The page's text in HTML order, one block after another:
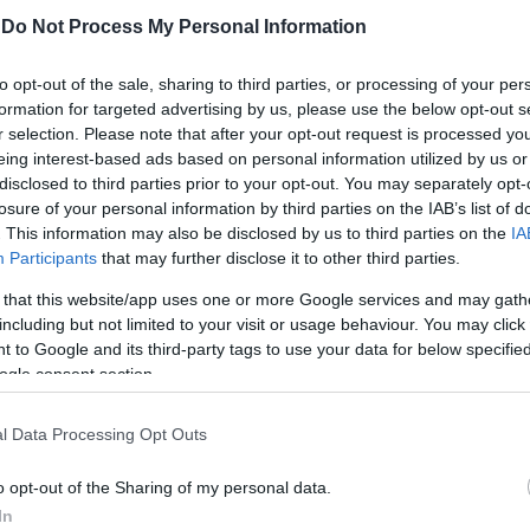
Do Not Process My Personal Information
opt-out of the sale, sharing to third parties, or processing of your
for targeted advertising by us, please use the below opt-out
selection. Please note that after your opt-out request is processed
interest-based ads based on personal information utilized by us
to third parties prior to your opt-out. You may separately
of your personal information by third parties on the IAB’s list of
This information may also be disclosed by us to third parties on the
Participants that may further disclose it to other third parties.
that this website/app uses one or more Google services and may
but not limited to your visit or usage behaviour. You may
to Google and its third-party tags to use your data for below
consent section.
Data Processing Opt Outs
opt-out of the Sharing of my personal data.
από πολύμηνη αποδεικτική διαδικασία, και αφορά ένα
Το θύμα είχε δεχθεί θανατηφόρο χτύπημα με
ξεκίνησε από καβγά έξω από νυχτερινό κατάστημα.
μπολ»: Οι διάλογοι-σοκ της σπείρας που παρίστανε